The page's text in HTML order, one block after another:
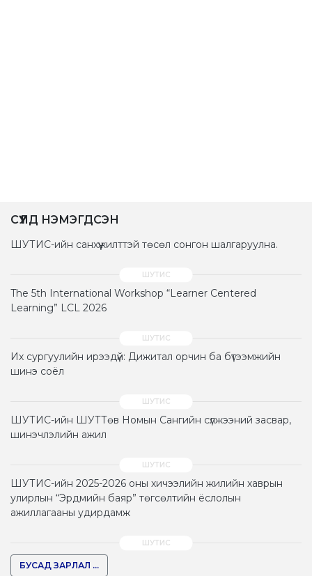
СҮҮЛД НЭМЭГДСЭН
ШУТИС-ийн санхүүжилттэй төсөл сонгон шалгаруулна.
The 5th International Workshop “Learner Centered
Learning” LCL 2026
Их сургуулийн ирээдүй: Дижитал орчин ба бүтээмжийн
шинэ соёл
ШУТИС-ийн ШУТТөв Номын Сангийн сүлжээний засвар,
шинэчлэлийн ажил
ШУТИС-ийн 2025-2026 оны хичээлийн жилийн хаврын
улирлын “Эрдмийн баяр” төгсөлтийн ёслолын
ажиллагааны удирдамж
БУСАД ЗАРЛАЛ ...